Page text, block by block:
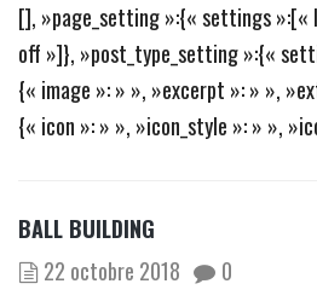
[], »page_setting »:{« settings »:[«
off »]}, »post_type_setting »:{«
{« image »: » », »excerpt »: » »,
{« icon »: » », »icon_style »: » »,
BALL BUILDING
22 octobre 2018
0